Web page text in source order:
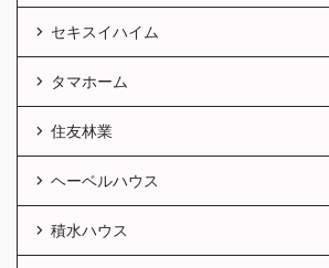
セキスイハイム
タマホーム
住友林業
ヘーベルハウス
積水ハウス